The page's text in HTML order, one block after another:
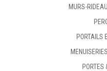
MURS-
PORTAILS
PORTES